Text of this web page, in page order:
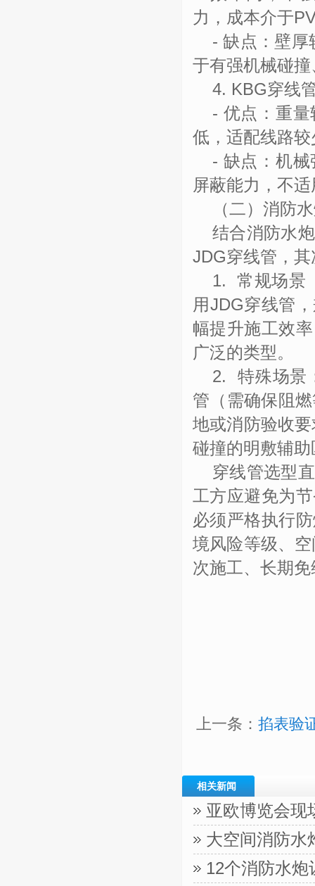
力，成本介于
-缺点：壁厚
于有强机械碰
4. KBG穿线
- 优点：重
低，适配线路
- 缺点：机
屏蔽能力，不
（二）消防
结合消防水
JDG穿线管，
1.常规场景
用JDG穿线管
幅提升施工效
广泛的类型。
2. 特殊场景
管（需确保阻
地或消防验收
碰撞的明敷辅
穿线管选型
工方应避免为
必须严格执行
境风险等级、
次施工、长期
上一条： 掐表验
相关新闻
亚欧博览会现
大空间消防水
12个消防水